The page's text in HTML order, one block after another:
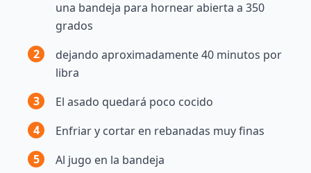
una bandeja para hornear abierta a 350
grados
2
dejando aproximadamente 40 minutos por
libra
3
El asado quedará poco cocido
4
Enfriar y cortar en rebanadas muy finas
5
Al jugo en la bandeja